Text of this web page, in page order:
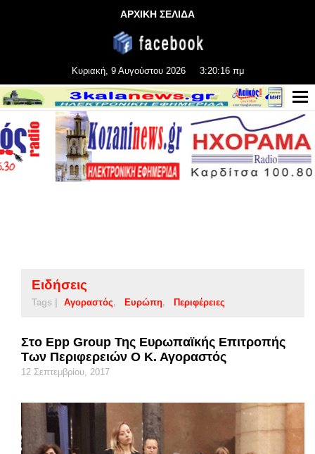
ΑΡΧΙΚΗ ΣΕΛΙΔΑ
Κυριακή, 9 Αυγούστου 2026 3:20:17 πμ
Ειδήσεις
Tags | Αγοραστός Ευρώπη Περιφέρειες
Στο Epp Group Της Ευρωπαϊκής Επιτροπής
Των Περιφερειών Ο Κ. Αγοραστός
12 Σεπτεμβρίου, 2017